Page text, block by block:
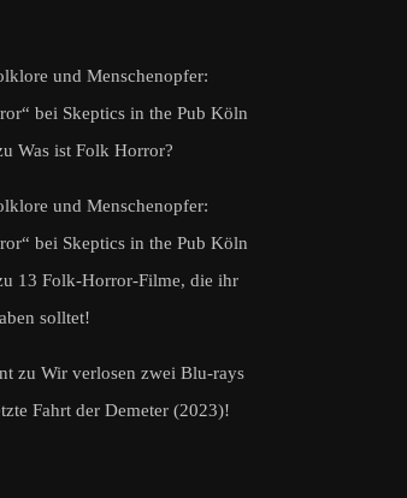
und Menschenopfer:
bei Skeptics in the Pub Köln
Was ist Folk Horror?
und Menschenopfer:
bei Skeptics in the Pub Köln
13 Folk-Horror-Filme, die ihr
solltet!
zu Wir verlosen zwei Blu-rays
Fahrt der Demeter (2023)!